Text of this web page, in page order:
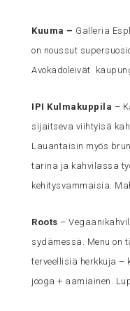
Kuuma – Galleria
on noussut
Avokadoleivät
IPI Kulmakuppila –
sijaitseva viihtyisä
Lauantaisin myös
tarina ja kahvilassa
kehitysvammaisia.
Roots –
sydämessä. Menu on
terveellisiä herkkuja –
jooga + aamiainen.